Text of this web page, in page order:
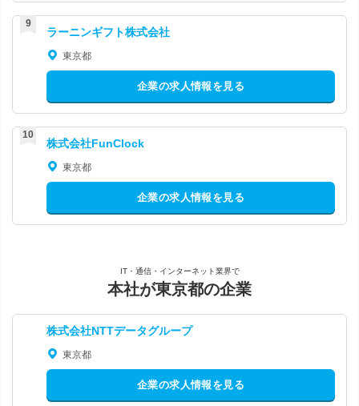
ラーニンギフト株式会社
東京都
企業の求人情報を見る
株式会社FunClock
東京都
企業の求人情報を見る
IT・通信・インターネット業界で
本社が東京都の企業
株式会社NTTデータグループ
東京都
企業の求人情報を見る